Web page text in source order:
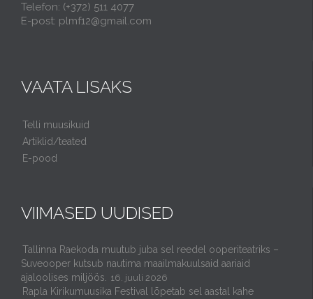
Telefon: (+372) 511 4077
E-post: plmf12@gmail.com
VAATA LISAKS
Telli muusikuid
Artiklid/teated
E-pood
VIIMASED UUDISED
Tallinna Raekoda muutub juba sel reedel ooperiteatriks –
Suveooper kutsub nautima maailmakuulsaid aariaid
ajaloolises miljöös.
16. juuli 2026
Rapla Kirikumuusika Festival lõpetab sel aastal kahe